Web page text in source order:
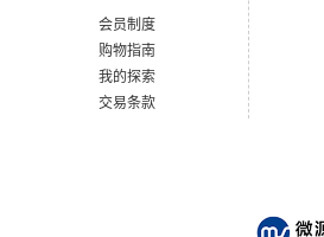
会员制度
购物指南
我的探索
交易条款